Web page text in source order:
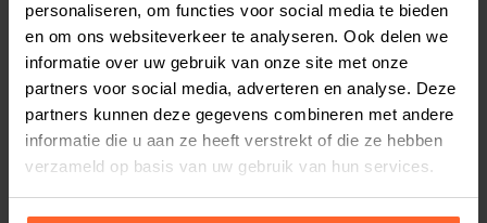
personaliseren, om functies voor social media te bieden
en om ons websiteverkeer te analyseren. Ook delen we
informatie over uw gebruik van onze site met onze
partners voor social media, adverteren en analyse. Deze
partners kunnen deze gegevens combineren met andere
informatie die u aan ze heeft verstrekt of die ze hebben
verzameld op basis van uw gebruik van hun services.
zeer geschikt voor alle type honden. De Buffalo
neemt u eenvoudig af met een vochtige doek.
Voor extra verzorging is er snObbs
onderhoudsmiddel. Op de ritsen en stiknaden zit
1 jaar garantie.
Kleur:Cowboys Brown
Maatnummer: 4
Productspecificaties
Stel uw bestelherinnering in:(2 weken)
Elke
2 weken
Elke
4 weken
Elke
6 weken
Elke
Elke
Elke